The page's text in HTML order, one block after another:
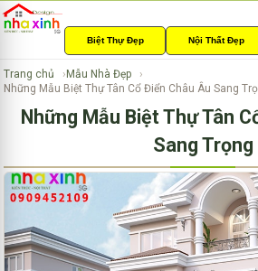
Biệt Thự Đẹp Nội Thất Đẹp
Trang chủ
Mẫu Nhà Đẹp
Những Mẫu Biệt Thự Tân Cổ Điển Châu Âu Sang
Những Mẫu Biệt Thự Tân
Sang Trọng